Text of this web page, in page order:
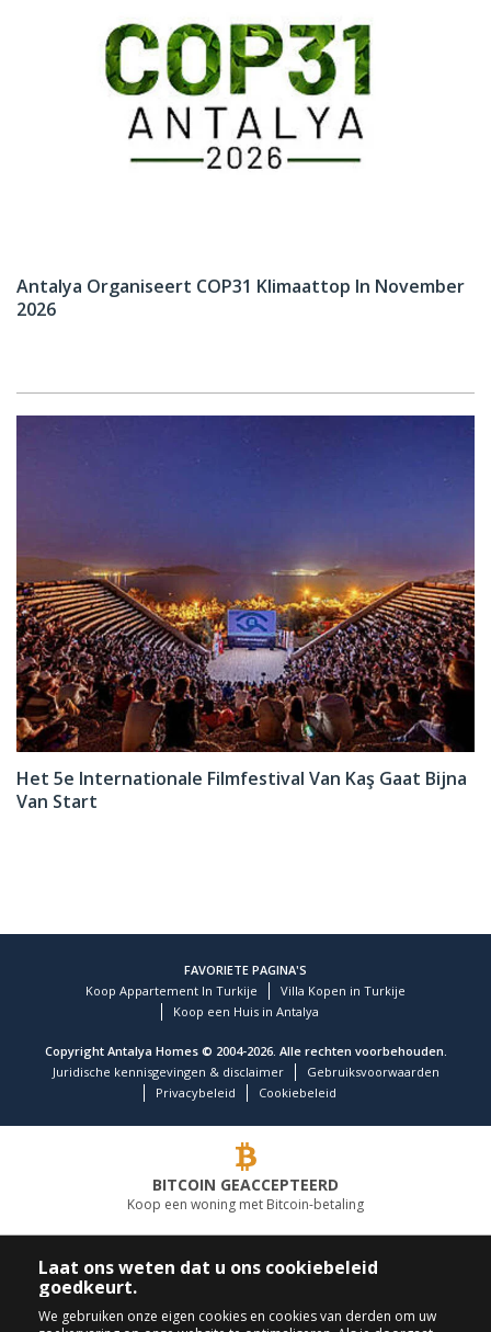
Antalya Organiseert COP31 Klimaattop In November
2026
Het 5e Internationale Filmfestival Van Kaş Gaat Bijna
Van Start
FAVORIETE PAGINA'S
Koop Appartement In Turkije
Villa Kopen in Turkije
Koop een Huis in Antalya
Copyright Antalya Homes © 2004-2026. Alle rechten voorbehouden.
Juridische kennisgevingen & disclaimer
Gebruiksvoorwaarden
Privacybeleid
Cookiebeleid
BITCOIN GEACCEPTEERD
Koop een woning met Bitcoin-betaling
TOONAANGEVEND VASTGOEDBEDRIJF
BEL ONS
Laat ons weten dat u ons cookiebeleid
goedkeurt.
We gebruiken onze eigen cookies en cookies van derden om uw